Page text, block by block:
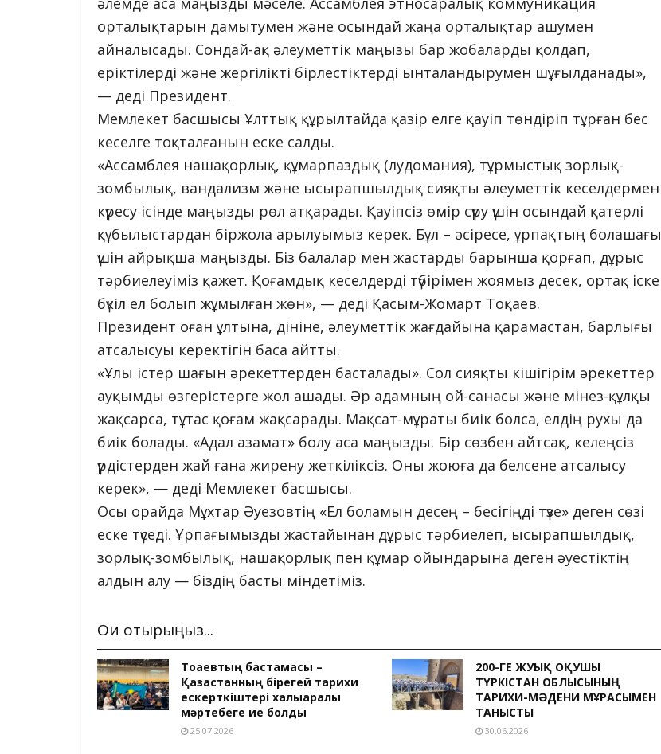
орталықтарын дамытумен және осындай жаңа орталықтар ашумен
айналысады. Сондай-ақ әлеуметтік маңызы бар жобаларды қолдап,
еріктілерді және жергілікті бірлестіктерді ынталандырумен шұғылданады»,
— деді Президент.
Мемлекет басшысы Ұлттық құрылтайда қазір елге қауіп төндіріп тұрған бес
кеселге тоқталғанын еске салды.
«Ассамблея нашақорлық, құмарпаздық (лудомания), тұрмыстық зорлық-
зомбылық, вандализм және ысырапшылдық сияқты әлеуметтік кеселдермен
күресу ісінде маңызды рөл атқарады. Қауіпсіз өмір сүру үшін осындай қатерлі
құбылыстардан біржола арылуымыз керек. Бұл – әсіресе, ұрпақтың болашағы
үшін айрықша маңызды. Біз балалар мен жастарды барынша қорғап, дұрыс
тәрбиелеуіміз қажет. Қоғамдық кеселдерді түбірімен жоямыз десек, ортақ іске
бүкіл ел болып жұмылған жөн», — деді Қасым-Жомарт Тоқаев.
Президент оған ұлтына, дініне, әлеуметтік жағдайына қарамастан, барлығы
атсалысуы керектігін баса айтты.
«Ұлы істер шағын әрекеттерден басталады». Сол сияқты кішігірім әрекеттер
ауқымды өзгерістерге жол ашады. Әр адамның ой-санасы және мінез-құлқы
жақсарса, тұтас қоғам жақсарады. Мақсат-мұраты биік болса, елдің рухы да
биік болады. «Адал азамат» болу аса маңызды. Бір сөзбен айтсақ, келеңсіз
үрдістерден жай ғана жирену жеткіліксіз. Оны жоюға да белсене атсалысу
керек», — деді Мемлекет басшысы.
Осы орайда Мұхтар Әуезовтің «Ел боламын десең – бесігіңді түзе» деген сөзі
еске түседі. Ұрпағымызды жастайынан дұрыс тәрбиелеп, ысырапшылдық,
зорлық-зомбылық, нашақорлық пен құмар ойындарына деген әуестіктің
алдын алу — біздің басты міндетіміз.
Оқи отырыңыз...
Тоқаевтың бастамасы –
Қазақстанның бірегей тарихи
ескерткіштері халықаралық
мәртебеге ие болды
25.07.2026
200-ГЕ ЖУЫҚ ОҚУШЫ
ТҮРКІСТАН ОБЛЫСЫНЫҢ
ТАРИХИ-МӘДЕНИ МҰРАСЫМЕН
ТАНЫСТЫ
30.06.2026